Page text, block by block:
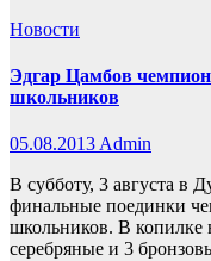
Новости
Эдгар Цамбов
школьников
05.08.2013 Admin
В субботу, 3 августа в
финальные поединки
школьников. В копилке
серебряные и 3